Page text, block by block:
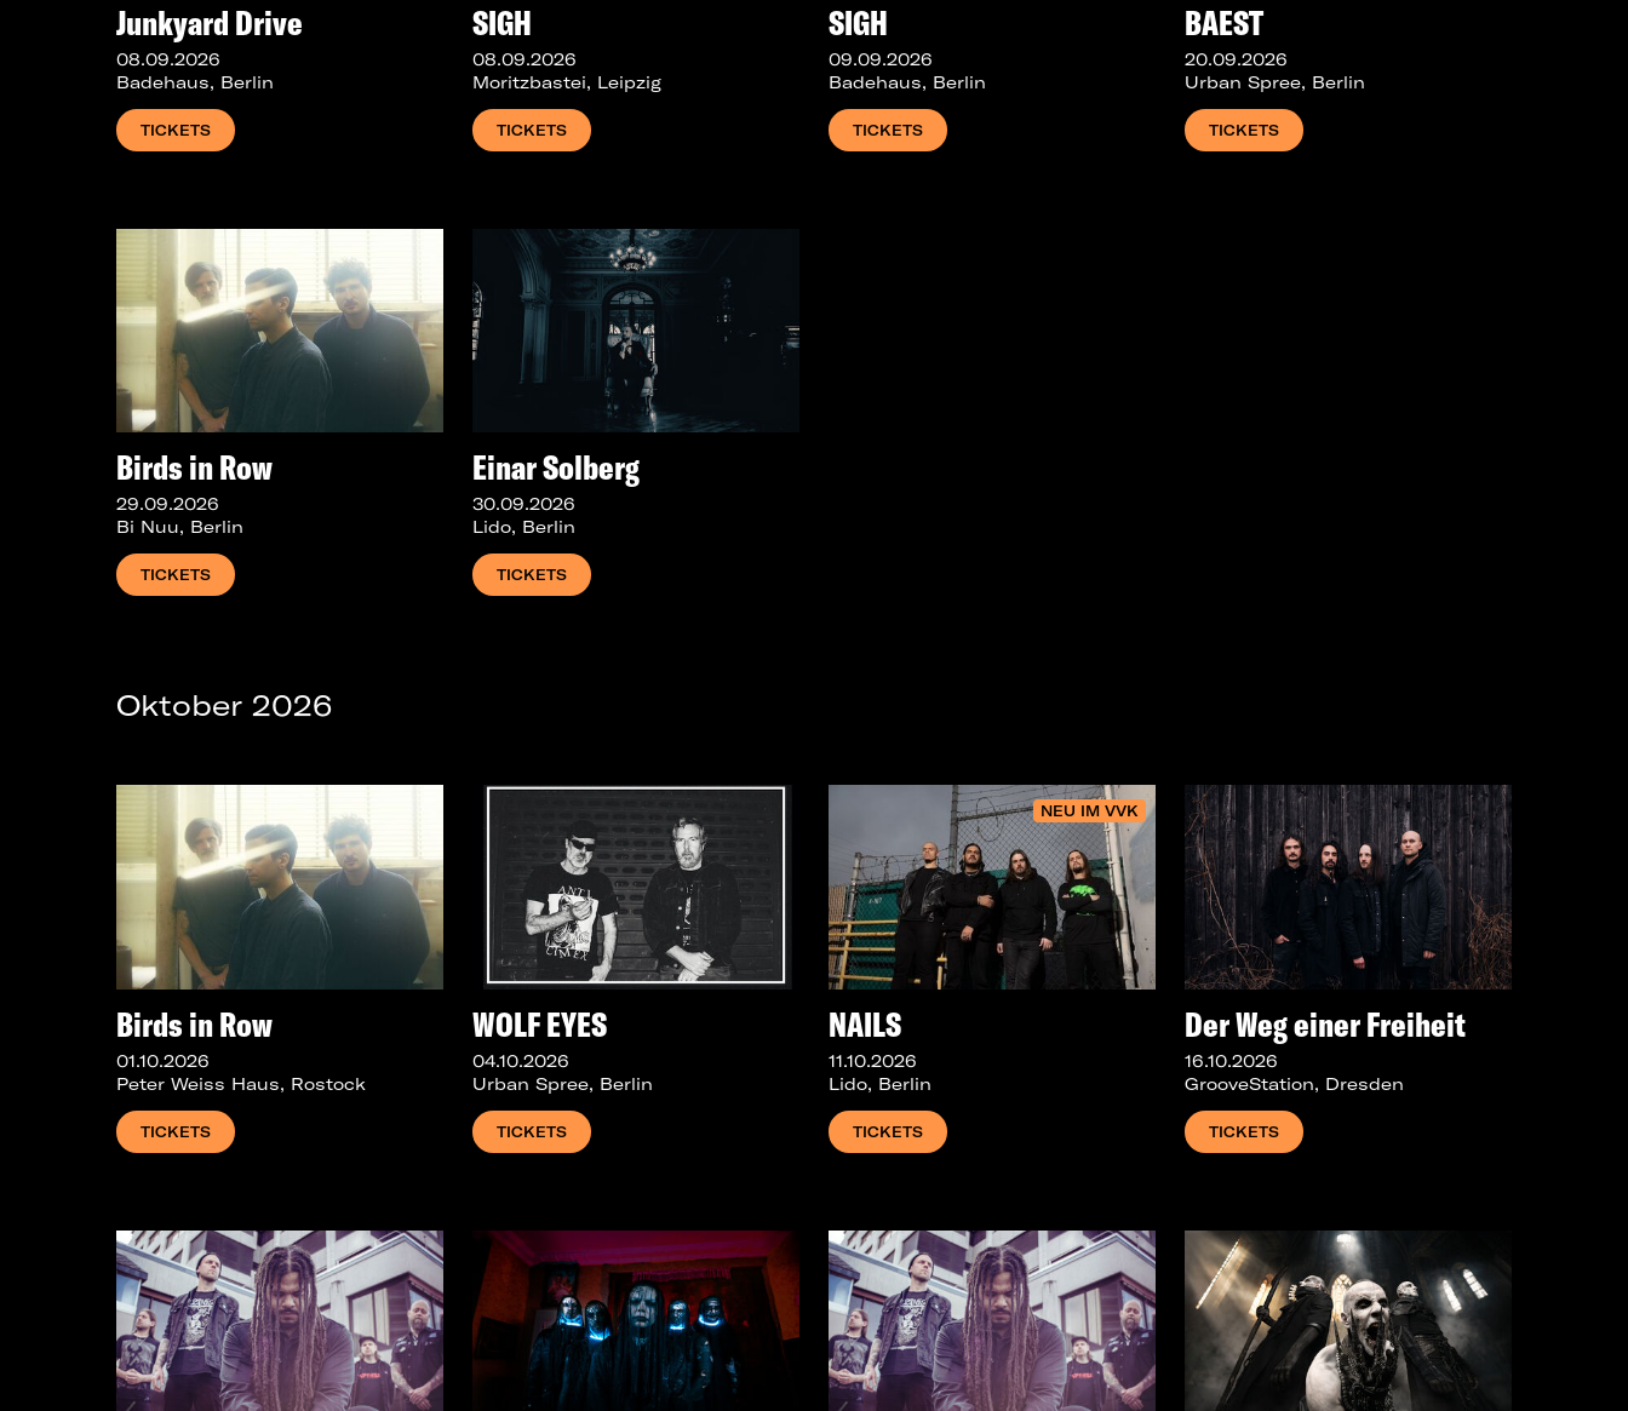
Junkyard Drive
08.09.2026
Badehaus, Berlin
TICKETS
SIGH
08.09.2026
Moritzbastei, Leipzig
TICKETS
SIGH
09.09.2026
Badehaus, Berlin
TICKETS
BAEST
20.09.2026
Urban Spree, Berlin
TICKETS
Birds in Row
29.09.2026
Bi Nuu, Berlin
TICKETS
Einar Solberg
30.09.2026
Lido, Berlin
TICKETS
Oktober 2026
Birds in Row
01.10.2026
Peter Weiss Haus, Rostock
TICKETS
WOLF EYES
04.10.2026
Urban Spree, Berlin
TICKETS
NEU IM VVK
NAILS
11.10.2026
Lido, Berlin
TICKETS
Der Weg einer Freiheit
16.10.2026
GrooveStation, Dresden
TICKETS